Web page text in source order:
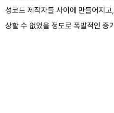
성코드 제작자들 사이에 만들어지
상할 수 없었을 정도로 폭발적인